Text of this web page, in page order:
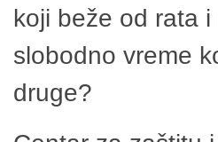
koji beže od rata
slobodno vreme
druge?